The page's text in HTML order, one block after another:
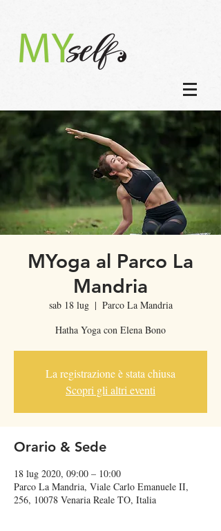
MYoga al Parco La
Mandria
sab 18 lug
  |
Parco La Mandria
Hatha Yoga con Elena Bono
La registrazione è stata chiusa
Scopri gli altri eventi
Orario & Sede
18 lug 2020, 09:00 – 10:00
Parco La Mandria, Viale Carlo Emanuele II,
256, 10078 Venaria Reale TO, Italia